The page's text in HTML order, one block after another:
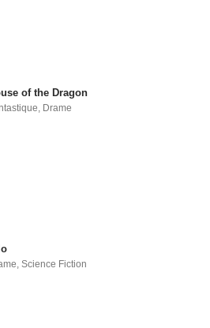
of the Dragon
Drame
,Science Fiction